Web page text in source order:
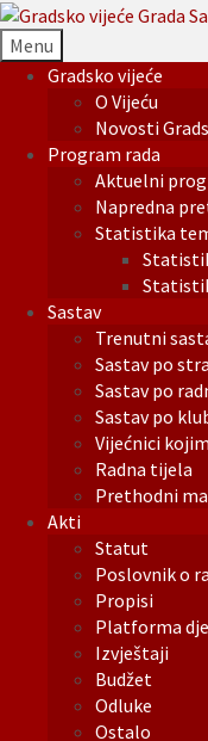
Menu
Gradsko vijeće
O Vijeću
Novosti
Program rada
Aktuelni
Napredna
Statistika
Sastav
Trenutni
Sastav po
Sastav po
Sastav po
Vijećnici
Radna tijela
Prethodni
Akti
Statut
Poslovnik o
Propisi
Platforma
Izvještaji
Budžet
Odluke
Ostalo